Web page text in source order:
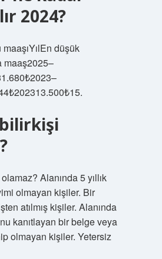
2024?
düşük
maaş2025–
Alanında 5 yıllık
olmayan kişiler. Bir
atılmış kişiler. Alanında
kanıtlayan bir belge veya
olmayan kişiler. Yetersiz